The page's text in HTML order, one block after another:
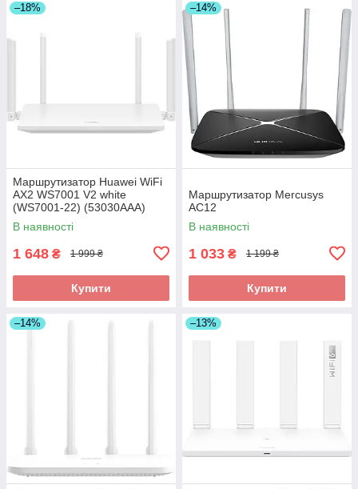
–18%
Маршрутизатор Huawei WiFi
AX2 WS7001 V2 white
(WS7001-22) (53030AAA)
В наявності
1 648 ₴ 1 999 ₴
Купити
–14%
Маршрутизатор Mercusys
AC12
В наявності
1 033 ₴ 1 199 ₴
Купити
–14% –13%